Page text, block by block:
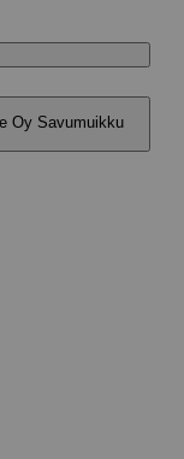
Oy Savumuikku